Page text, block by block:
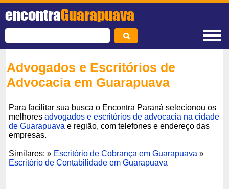
encontraGuarapuava
Advogados e Escritórios de
Advocacia em Guarapuava
Para facilitar sua busca o Encontra Paraná selecionou os
melhoresadvogados e escritórios de advocacia na cidade
de Guarapuava e região, com telefones e endereço das
empresas.
Similares: » Escritório de Cobrança em Guarapuava »
Escritório de Contabilidade em Guarapuava